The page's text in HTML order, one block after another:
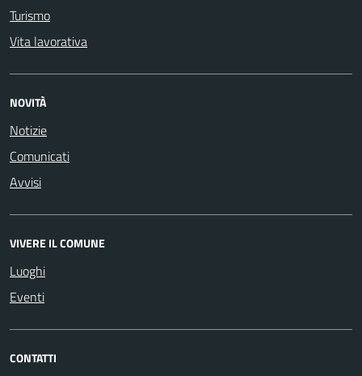
Turismo
Vita lavorativa
NOVITÀ
Notizie
Comunicati
Avvisi
VIVERE IL COMUNE
Luoghi
Eventi
CONTATTI